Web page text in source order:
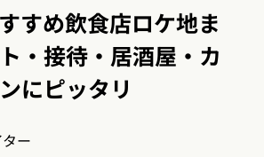
すめ飲食店ロケ地ま
・接待・居酒屋・カ
にピッタリ
ー